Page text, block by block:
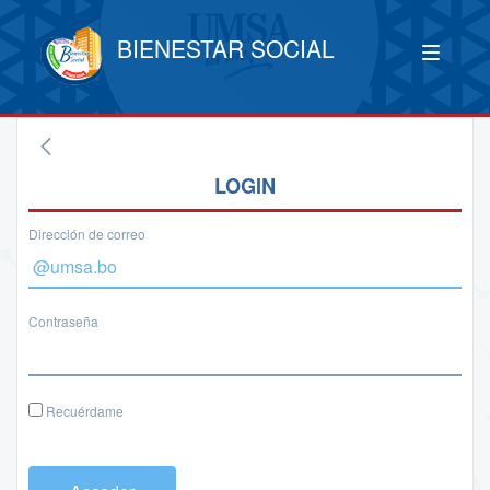
BIENESTAR SOCIAL
LOGIN
Dirección de correo
Contraseña
Recuérdame